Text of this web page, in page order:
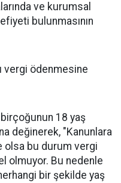
ve kurumsal
bulunmasının
vergi ödenmesine
birçoğunun 18 yaş
değinerek, "Kanunlara
olsa bu durum vergi
olmuyor. Bu nedenle
bir şekilde yaş